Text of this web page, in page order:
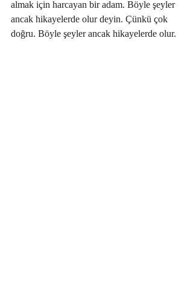
almak için harcayan bir adam. Böyle şeyler
ancak hikayelerde olur deyin. Çünkü çok
doğru. Böyle şeyler ancak hikayelerde olur.